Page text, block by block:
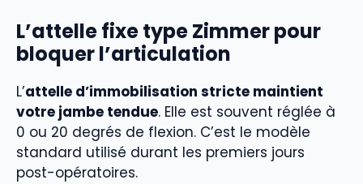
L’attelle fixe type Zimmer pour
bloquer l’articulation
L’attelle d’immobilisation stricte maintient
votre jambe tendue. Elle est souvent réglée à
0 ou 20 degrés de flexion. C’est le modèle
standard utilisé durant les premiers jours
post-opératoires.